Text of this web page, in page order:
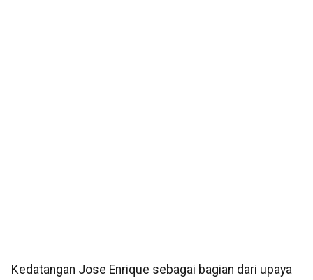
Kedatangan Jose Enrique sebagai bagian dari upaya